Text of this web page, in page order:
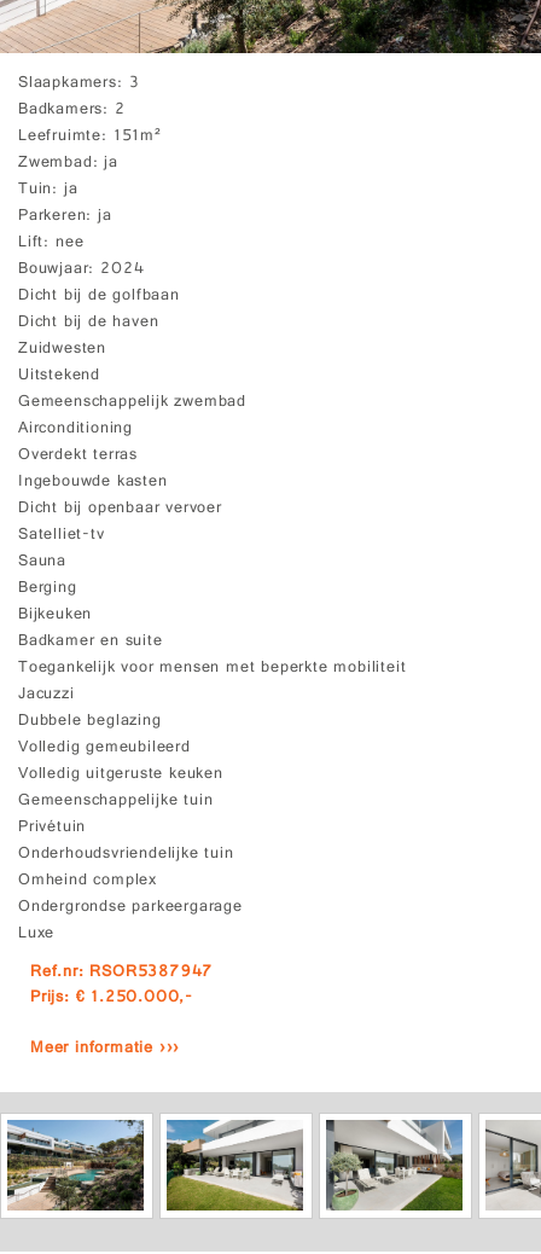
Slaapkamers 3
Badkamers 2
Leefruimte 151m²
Zwembad ja
Tuin ja
Parkeren ja
Lift nee
Bouwjaar 2024
Dicht bij de golfbaan
Dicht bij de haven
Zuidwesten
Uitstekend
Gemeenschappelijk zwembad
Airconditioning
Overdekt terras
Ingebouwde kasten
Dicht bij openbaar vervoer
Satelliet-tv
Sauna
Berging
Bijkeuken
Badkamer en suite
Toegankelijk voor mensen met beperkte mobiliteit
Jacuzzi
Dubbele beglazing
Volledig gemeubileerd
Volledig uitgeruste keuken
Gemeenschappelijke tuin
Privétuin
Onderhoudsvriendelijke tuin
Omheind complex
Ondergrondse parkeergarage
Luxe
Ref.nr: RSOR5387947
Prijs: € 1.250.000,-
Meer informatie ›››